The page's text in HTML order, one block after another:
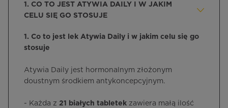
1. CO TO JEST ATYWIA DAILY I W JAKIM
CELU SIĘ GO STOSUJE
1. Co to jest lek Atywia Daily i w jakim celu się go
stosuje
Atywia Daily jest hormonalnym złożonym
doustnym środkiem antykoncepcyjnym.
- Każda z 21 białych tabletek zawiera małą ilość